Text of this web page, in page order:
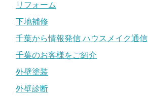
リフォーム
下地補修
千葉から情報発信 ハウスメイク通信
千葉のお客様をご紹介
外壁塗装
外壁診断